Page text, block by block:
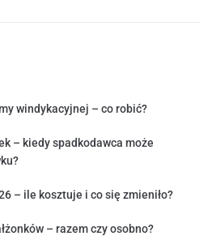
windykacyjnej – co robić?
– kiedy spadkodawca może
– ile kosztuje i co się zmieniło?
– razem czy osobno?